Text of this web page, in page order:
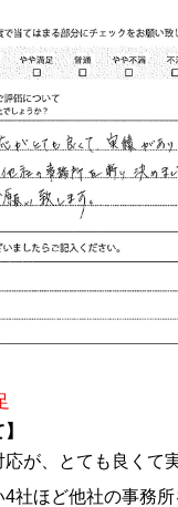
が、とても良くて
社ほど他社の事務所